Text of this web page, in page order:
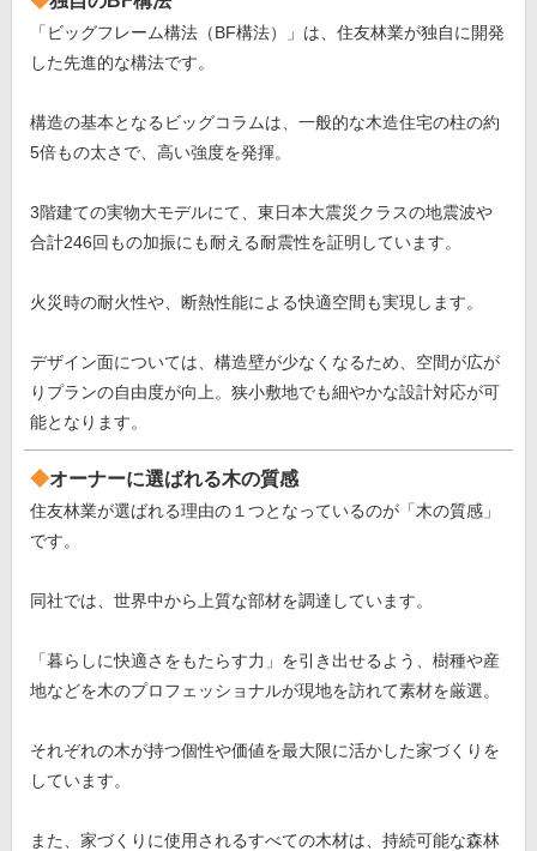
「ビッグフレーム構法（BF構法）」は、住友林業が独自に開発
した先進的な構法です。
構造の基本となるビッグコラムは、一般的な木造住宅の柱の約
5倍もの太さで、高い強度を発揮。
3階建ての実物大モデルにて、東日本大震災クラスの地震波や
合計246回もの加振にも耐える耐震性を証明しています。
火災時の耐火性や、断熱性能による快適空間も実現します。
デザイン面については、構造壁が少なくなるため、空間が広が
りプランの自由度が向上。狭小敷地でも細やかな設計対応が可
能となります。
オーナーに選ばれる木の質感
住友林業が選ばれる理由の１つとなっているのが「木の質感」
です。
同社では、世界中から上質な部材を調達しています。
「暮らしに快適さをもたらす力」を引き出せるよう、樹種や産
地などを木のプロフェッショナルが現地を訪れて素材を厳選。
それぞれの木が持つ個性や価値を最大限に活かした家づくりを
しています。
また、家づくりに使用されるすべての木材は、持続可能な森林